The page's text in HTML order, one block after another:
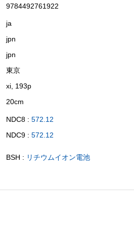
9784492761922
ja
jpn
jpn
東京
xi, 193p
20cm
NDC8 : 572.12
NDC9 : 572.12
BSH : リチウムイオン電池